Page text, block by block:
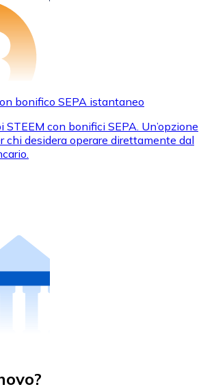
bonifico SEPA istantaneo
STEEM con bonifici SEPA. Un’opzione
chi desidera operare direttamente dal